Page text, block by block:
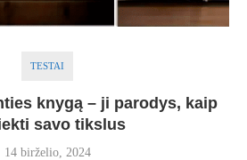
TESTAI
knygą – ji parodys, kaip
savo tikslus
14 birželio, 2024